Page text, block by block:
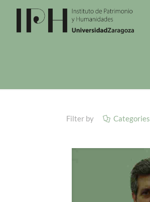
Filter by Categories